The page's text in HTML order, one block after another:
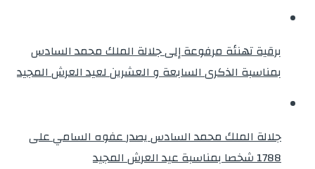
برقية تهنئة مرفوعة إلى جلالة الملك محمد السادس
بمناسبة الذكرى السابعة و العشرين لعيد العرش المجيد
جلالة الملك محمد السادس يصدر عفوه السامي على
1788 شخصا بمناسبة عيد العرش المجيد